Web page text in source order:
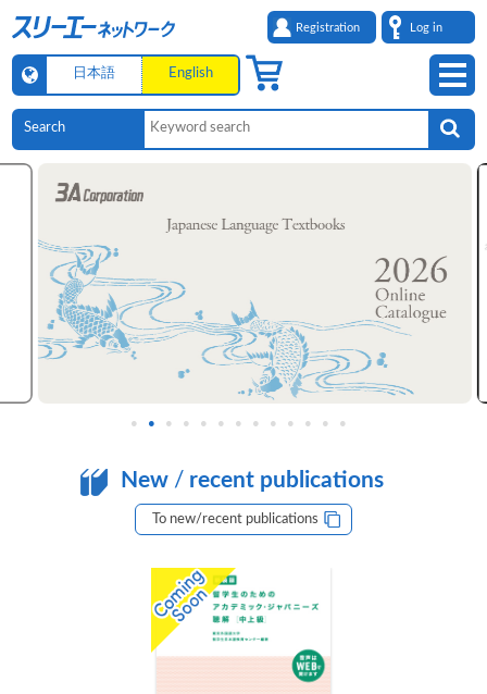
Registration Log in
日本語 English
New/ recent publications
To new/recent publications